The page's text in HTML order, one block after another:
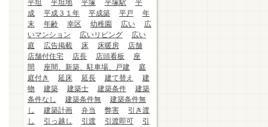
平坦
平坦地 平塚 平塚駅
平
成
平成３１年 平成築 平戸
年
末
年齢 幸区 幼稚園 広い
広
いマンション
広いリビング
広い
庭
広告掲載 床 床暖房
店舗
店舗付住宅
店長 店頭看板
座
間
座間、新築、駐車場、戸建
庭
庭付き
延床 延長 建て替え
建
物
建築 建築士 建築条件
建築
条件なし
建築条件無
建築条件無
し
建築計画 弁当 弊害
引き渡
し
引っ越し 引渡 引渡即可
引